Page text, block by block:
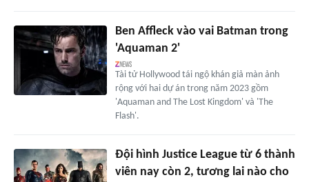
Ben Affleck vào vai Batman trong
'Aquaman 2'
Tài tử Hollywood tái ngộ khán giả màn ảnh
rộng với hai dự án trong năm 2023 gồm
'Aquaman and The Lost Kingdom' và 'The
Flash'.
Đội hình Justice League từ 6 thành
viên nay còn 2, tương lai nào cho